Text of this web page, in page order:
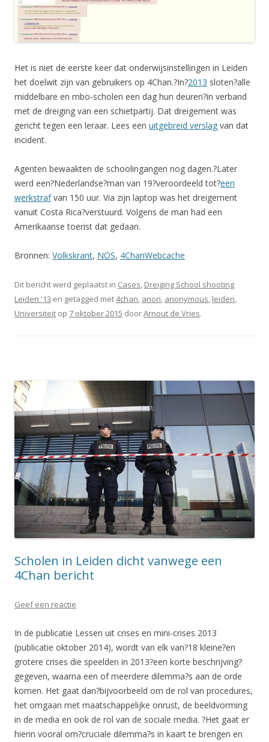
Het is niet de eerste keer dat onderwijsinstellingen in Leiden
het doelwit zijn van gebruikers op 4Chan.?In?2013 sloten?alle
middelbare en mbo-scholen een dag hun deuren?in verband
met de dreiging van een schietpartij. Dat dreigement was
gericht tegen een leraar. Lees een uitgebreid verslag van dat
incident.
Agenten bewaakten de schoolingangen nog dagen.?Later
werd een?Nederlandse?man van 19?veroordeeld tot?een
werkstrafvan 150 uur. Via zijn laptop was het dreigement
vanuit Costa Rica?verstuurd. Volgens de man had een
Amerikaanse toerist dat gedaan.
Bronnen: Volkskrant, NOS, 4ChanWebcache
Dit bericht werd geplaatst in Cases, Dreiging School shooting
Leiden '13 en getagged met4chan, anon, anonymous, leiden,
Universiteit op 7 oktober 2015 doorArnout de Vries.
Scholen in Leiden dicht vanwege een
4Chan bericht
Geef een reactie
In de publicatie Lessen uit crises en mini-crises 2013
(publicatie oktober 2014), wordt van elk van?18 kleine?en
grotere crises die speelden in 2013?een korte beschrijving?
gegeven, waarna een of meerdere dilemma?s aan de orde
komen. Het gaat dan?bijvoorbeeld om de rol van procedures,
het omgaan met maatschappelijke onrust, de beeldvorming
in de media en ook de rol van de sociale media. ?Het gaat er
hierin vooral om?cruciale dilemma?s in kaart te brengen en